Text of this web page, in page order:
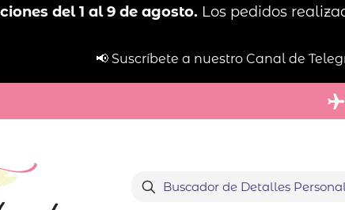
del 1 al 9 de agosto. Los pedidos
📢 Suscríbete a nuestro Canal de